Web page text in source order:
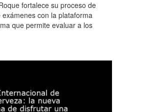
fortalece su proceso de
con la plataforma
que permite evaluar a los